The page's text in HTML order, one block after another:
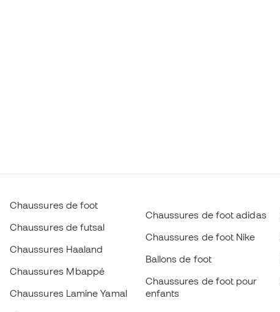
Chaussures de foot
Chaussures de futsal
Chaussures Haaland
Chaussures Mbappé
Chaussures Lamine Yamal
Chaussures de foot adidas
Chaussures de foot Nike
Ballons de foot
Chaussures de foot pour
enfants